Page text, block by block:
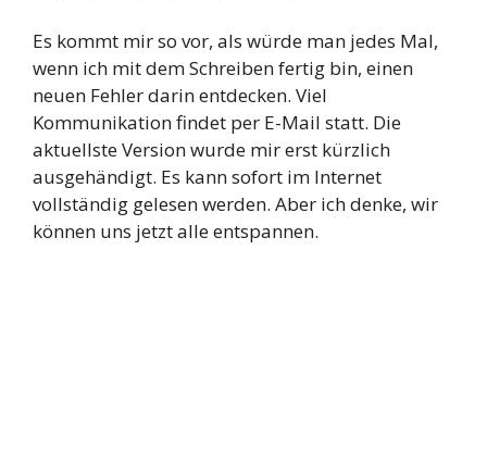
Es kommt mir so vor, als würde man jedes Mal,
wenn ich mit dem Schreiben fertig bin, einen
neuen Fehler darin entdecken. Viel
Kommunikation findet per E-Mail statt. Die
aktuellste Version wurde mir erst kürzlich
ausgehändigt. Es kann sofort im Internet
vollständig gelesen werden. Aber ich denke, wir
können uns jetzt alle entspannen.